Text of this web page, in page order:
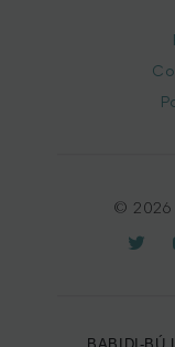
© 2026
BABIDI-BÚ